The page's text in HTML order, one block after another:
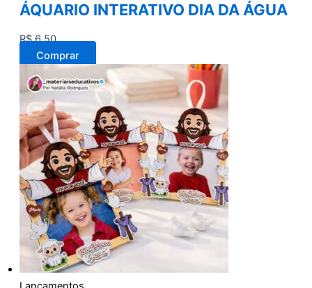
ÁQUARIO INTERATIVO DIA DA ÁGUA
R$6,50
Comprar